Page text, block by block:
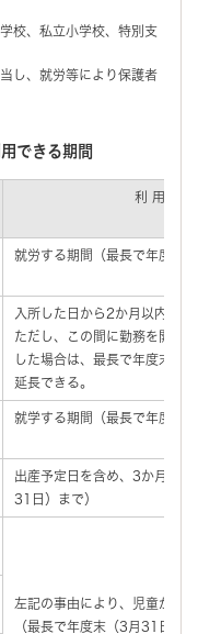
校、私立小学校、特別支
、就労等により保護者
できる期間
利 用 期
就労する期間（最長で年度末
入所した日から2か月以内。
ただし、この間に勤務を開始
した場合は、最長で年度末（
延長できる。
就学する期間（最長で年度末
出産予定日を含め、3か月以
31日）まで）
左記の事由により、児童が入
（最長で年度末（3月31日）